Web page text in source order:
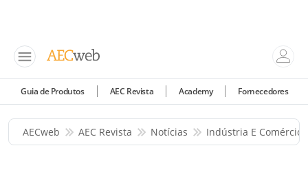
Guia de Produtos AEC Revista Academy Fornecedores
AECweb AEC Revista Notícias Indústria E Comércio